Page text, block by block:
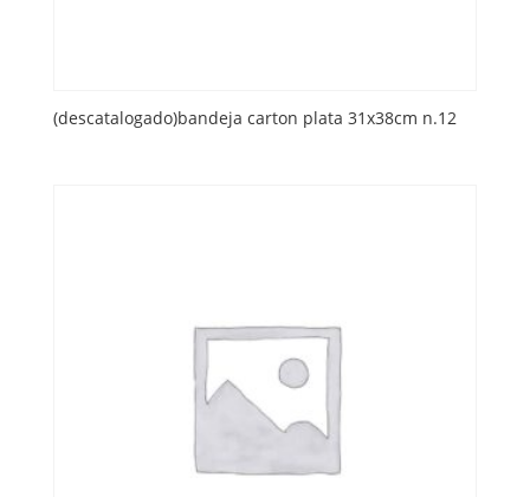
(descatalogado)bandeja carton plata 31x38cm n.12